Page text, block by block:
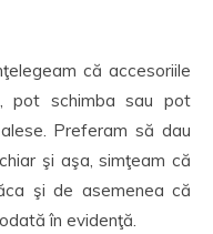
că accesoriile
pot schimba sau pot
Preferam să dau
şi aşa, simţeam că
şi de asemenea că
în evidenţă.